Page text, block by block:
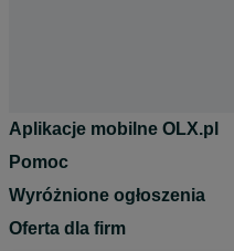
Aplikacje mobilne OLX.pl
Pomoc
Wyróżnione ogłoszenia
Oferta dla firm